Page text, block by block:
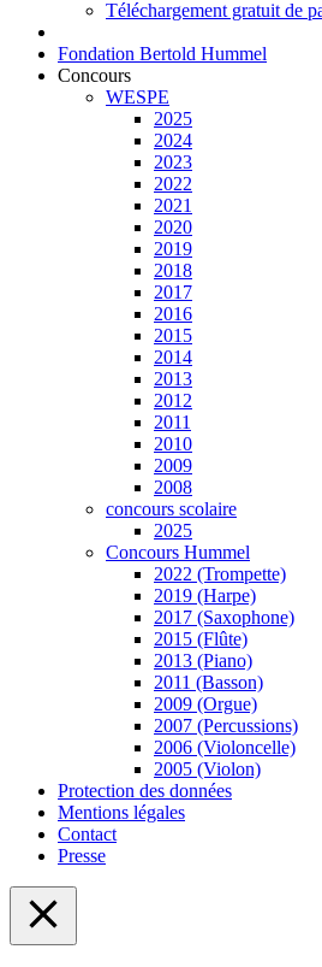
Téléchargement gratuit de
Fondation Bertold Hummel
Concours
WESPE
2025
2024
2023
2022
2021
2020
2019
2018
2017
2016
2015
2014
2013
2012
2011
2010
2009
2008
concours scolaire
2025
Concours Hummel
2022 (Trompette)
2019 (Harpe)
2017 (Saxophone)
2015 (Flûte)
2013 (Piano)
2011 (Basson)
2009 (Orgue)
2007 (Percussions)
2006 (Violoncelle)
2005 (Violon)
Protection des données
Mentions légales
Contact
Presse